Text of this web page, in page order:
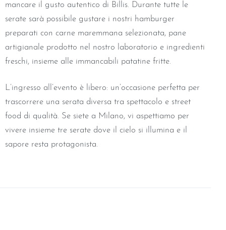
mancare il gusto autentico di Billis. Durante tutte le
serate sarà possibile gustare i nostri hamburger
preparati con carne maremmana selezionata, pane
artigianale prodotto nel nostro laboratorio e ingredienti
freschi, insieme alle immancabili patatine fritte.
L’ingresso all’evento è libero: un’occasione perfetta per
trascorrere una serata diversa tra spettacolo e street
food di qualità. Se siete a Milano, vi aspettiamo per
vivere insieme tre serate dove il cielo si illumina e il
sapore resta protagonista.